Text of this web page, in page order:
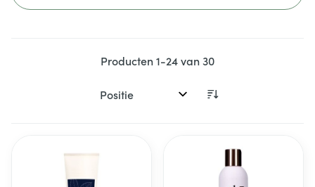
Producten1-24van30
Sorteer op: